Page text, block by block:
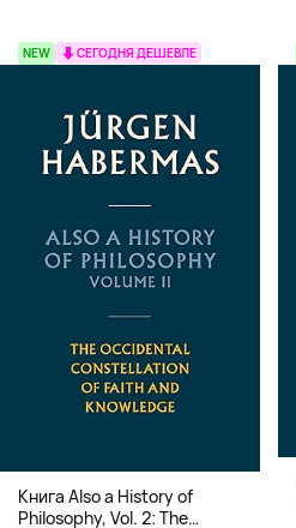
NEW СЕГОДНЯ ДЕШЕВЛЕ
Книга Also a History of
Philosophy, Vol. 2: The